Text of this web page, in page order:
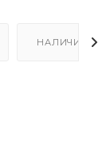
НАЛИЧИЕ